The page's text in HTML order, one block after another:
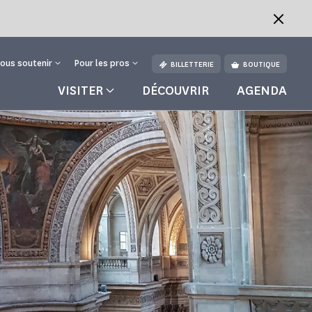
soutenir Pour les pros BILLETTERIE BOUTIQUE
VISITER DÉCOUVRIR AGENDA